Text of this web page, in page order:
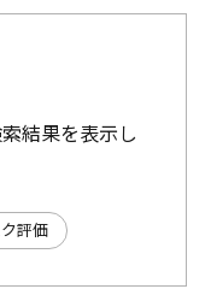
結果を表示し
評価